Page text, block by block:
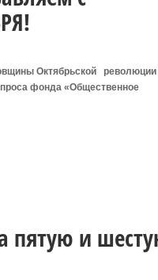
Октябрьской революции
фонда «Общественное
пятую и